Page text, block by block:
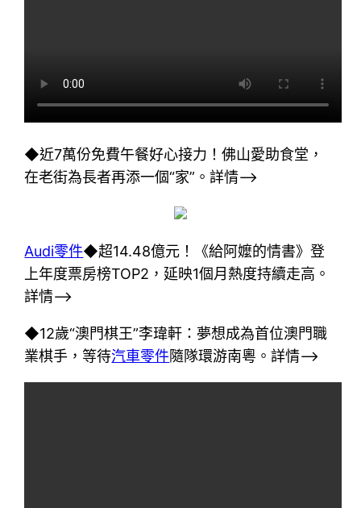
◆近7萬份免費午餐好心接力！佛山愛助食堂，
在老街為長者再添一個“家”。詳情–>
Audi零件◆超14.48億元！《給阿嬤的情書》登
上年度票房榜TOP2，延映1個月熱度持續走高。
詳情–>
◆12歲“澳門棋王”李瑋軒：夢想成為首位澳門職
業棋手，等待汽車零件隨隊環游南粵。詳情–>